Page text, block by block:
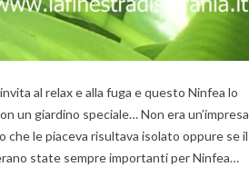
al relax e alla fuga e questo Ninfea lo
un giardino speciale… Non era un’impresa
che le piaceva risultava isolato oppure se il
state sempre importanti per Ninfea…